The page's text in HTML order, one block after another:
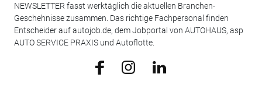
NEWSLETTER fasst werktäglich die aktuellen Branchen-
Geschehnisse zusammen. Das richtige Fachpersonal finden
Entscheider auf autojob.de, dem Jobportal von AUTOHAUS, asp
AUTO SERVICE PRAXIS und Autoflotte.